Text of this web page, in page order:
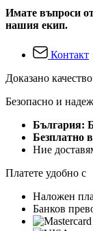
Имате въпроси
нашия екип.
Контакт
Доказано качество
Безопасно и
България:
Безплатно
Ние
Платете удобно с
Наложен
Банков